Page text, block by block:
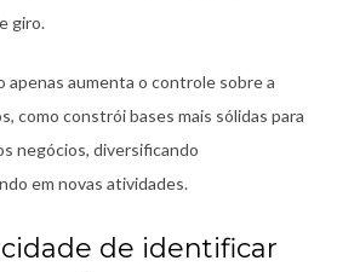
giro.
apenas aumenta o controle sobre a
como constrói bases mais sólidas para
negócios, diversificando
em novas atividades.
de identificar